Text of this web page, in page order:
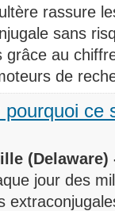
rassure
sans
grâce au
de
ce
(Delaware)
jour des